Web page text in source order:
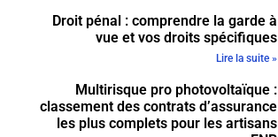
Droit pénal : comprendre la garde à
vue et vos droits spécifiques
Lire la suite »
Multirisque pro photovoltaïque :
classement des contrats d’assurance
les plus complets pour les artisans